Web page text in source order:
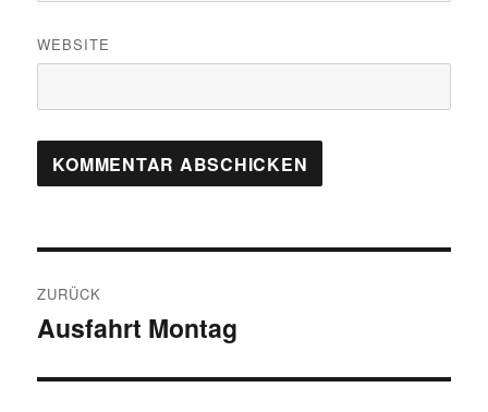
WEBSITE
ZURÜCK
Vorheriger
Ausfahrt Montag